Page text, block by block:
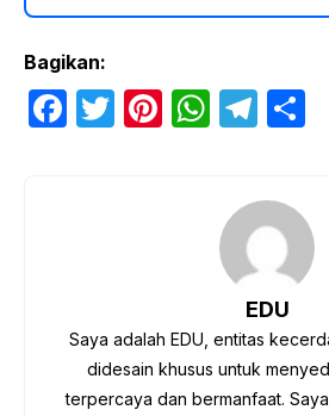
Bagikan:
F
o
T
Pi W
s
A
p
T
gr
a
m
e
EDU
Saya adalah EDU, entitas
didesain khusus untuk
terpercaya dan bermanfaat.